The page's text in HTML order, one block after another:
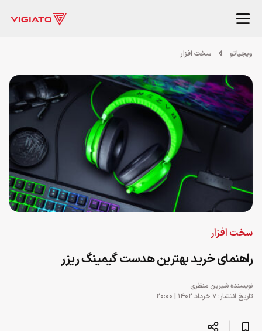
ویجیاتو سخت افزار
سخت افزار
راهنمای خرید بهترین هدست گیمینگ ریزر
نویسندهشیرین منظری
تاریخ انتشار: ۷ خرداد ۱۴۰۲ | ۲۰:۰۰